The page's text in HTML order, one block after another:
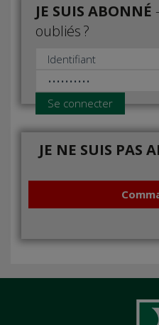
JE SUIS ABONNÉ -
oubliés ?
Se connecter
JE NE SUIS PAS